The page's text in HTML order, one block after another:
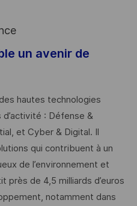
un avenir de
hautes technologies
: Défense &
et Cyber & Digital. Il
qui contribuent à un
de l’environnement et
près de 4,5 milliards d’euros
notamment dans